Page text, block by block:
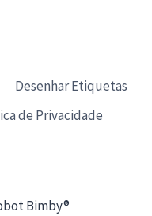
Desenhar Etiquetas
de Privacidade
Bimby®